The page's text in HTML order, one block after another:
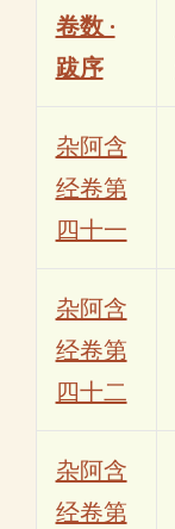
卷数 ·
跋序
杂阿含
经卷第
四十一
杂阿含
经卷第
四十二
杂阿含
经卷第